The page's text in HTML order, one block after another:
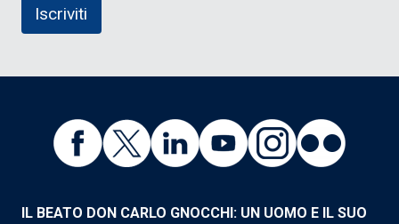
IL BEATO DON CARLO GNOCCHI: UN UOMO E IL SUO